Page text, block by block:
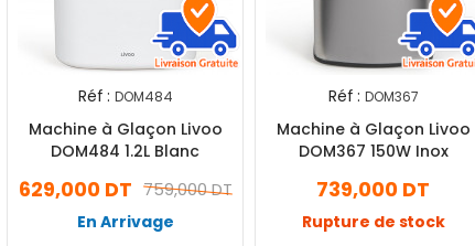
Réf : DOM484
Machine à Glaçon Livoo
DOM484 1.2L Blanc
759,000 DT
629,000 DT
En Arrivage
Réf : DOM367
Machine à Glaçon Livoo
DOM367 150W Inox
739,000 DT
Rupture de stock